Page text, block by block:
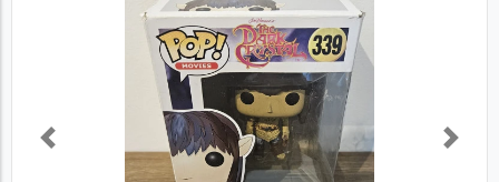
Previous Next